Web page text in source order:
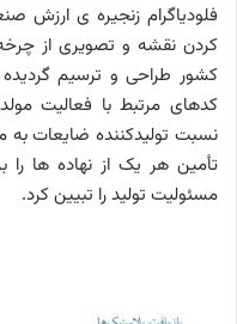
فلودیاگرام زنجیره ی ارزش
کردن نقشه و تصویری از
کشور طراحی و ترسیم
کدهای مرتبط با فعالیت
نسبت تولیدکننده ضایعات به
تأمین هر یک از نهاده ها را
مسئولیت تولید را تبیین کرد.